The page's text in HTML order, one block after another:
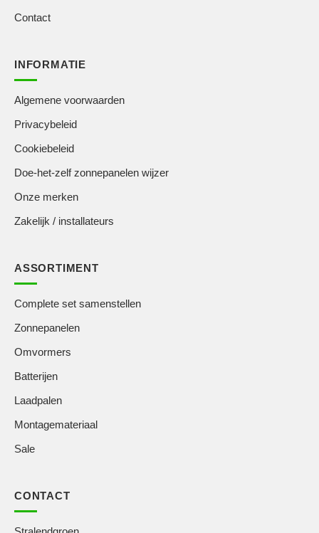
Contact
INFORMATIE
Algemene voorwaarden
Privacybeleid
Cookiebeleid
Doe-het-zelf zonnepanelen wijzer
Onze merken
Zakelijk / installateurs
ASSORTIMENT
Complete set samenstellen
Zonnepanelen
Omvormers
Batterijen
Laadpalen
Montagemateriaal
Sale
CONTACT